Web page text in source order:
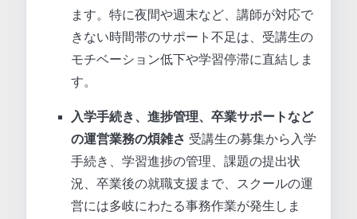
ます。特に夜間や週末など、講師が対応で
きない時間帯のサポート不足は、受講生の
モチベーション低下や学習停滞に直結しま
す。
入学手続き、進捗管理、卒業サポートなど
の運営業務の煩雑さ 受講生の募集から入学
手続き、学習進捗の管理、課題の提出状
況、卒業後の就職支援まで、スクールの運
営には多岐にわたる事務作業が発生しま